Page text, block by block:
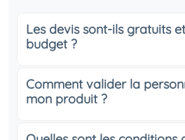
Les devis sont-ils gratuits
budget ?
Comment valider la
mon produit ?